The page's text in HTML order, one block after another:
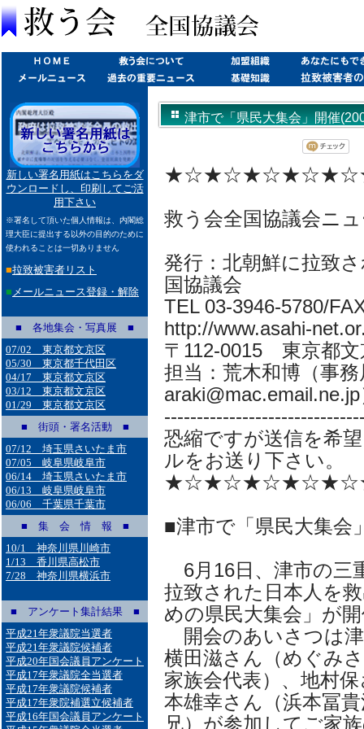
新しい署名用紙はこちらをダ
ウンロードし、印刷してご活
用下さい
※署名して頂いた個人情報は、内閣総
理大臣に提出する以外の目的のために
使われることは一切ありません
■拉致被害者リスト
■ メールニュース登録・解除
■ 各地集会・写真展 ■
07/02 東京都文京区
05/30 東京都千代田区
04/17 東京都文京区
03/12 東京都文京区
01/29 東京都文京区
■ 街頭・署名活動 ■
07/12 埼玉県さいたま市
07/05 岐阜県岐阜市
06/14 埼玉県さいたま市
06/13 岐阜県岐阜市
06/06 千葉県千葉市
■ 集 会 情 報 ■
10/1 神奈川県川崎市
1/13 香川県高松市
7/28 神奈川県横浜市
■ アンケート集計結果 ■
平成21年衆議院当選者
平成21年衆議院候補者
平成20年国会議員アンケート
平成17年衆議院全当選者
平成17年衆議院候補者
平成17年衆院補選立候補者
平成16年国会議員アンケート
津市で「県民大集会」開催
救う会全国協議会ニ
発行：北朝鮮に拉致
国協議会
TEL 03-3946-5780/
http://www.asahi-
〒112-0015 東京都
担当：荒木和博（事
恐縮ですが送信を希
ルをお送り下さい。
■津市で「県民大集会
6月16日、津市の三
拉致された日本人を
めの県民大集会」が
開会のあいさつは
横田滋さん（めぐみ
家族会代表）、地村
本雄幸さん（浜本冨
兄）が参加してご家